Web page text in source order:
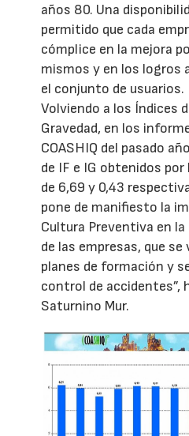
años 80. Una
permitido que cada
cómplice en la mejora
mismos y en los logros
el conjunto de usuarios.
Volviendo a los Índices
Gravedad, en los
COASHIQ del pasado
de IF e IG obtenidos
de 6,69 y 0,43
pone de manifiesto la
Cultura Preventiva en la
de las empresas, que
planes de formación y
control de accidentes”,
Saturnino Mur.